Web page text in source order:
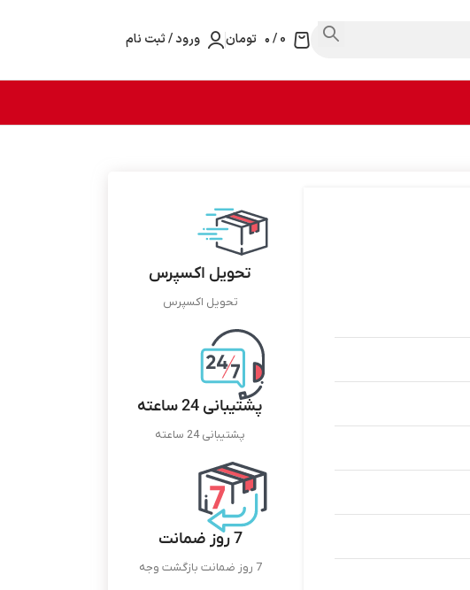
0
/۰ تومان ورود / ثبت نام
تحویل اکسپرس
تحویل اکسپرس
پشتیبانی 24 ساعته
پشتیبانی 24 ساعته
7 روز ضمانت
7 روز ضمانت بازگشت وجه